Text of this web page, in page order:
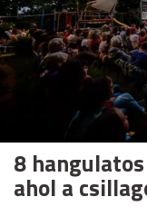
8
ahol a